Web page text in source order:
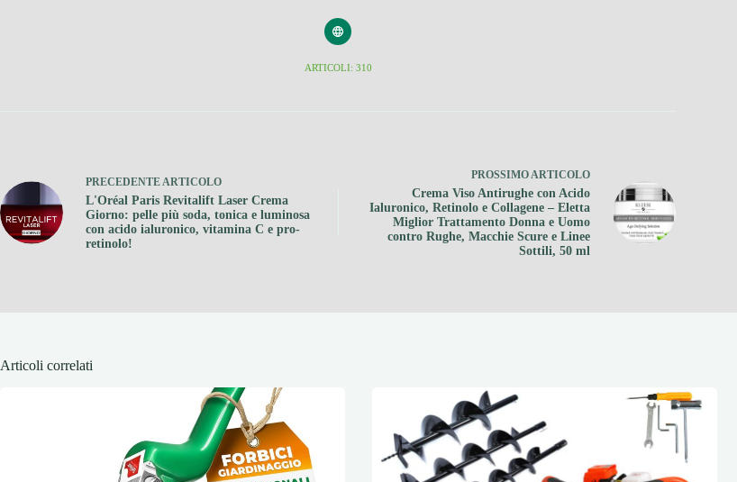
ARTICOLI: 310
PRECEDENTEARTICOLO
L'Oréal Paris Revitalift Laser Crema
Giorno: pelle più soda, tonica e luminosa
con acido ialuronico, vitamina C e pro-
retinolo!
PROSSIMOARTICOLO
Crema Viso Antirughe con Acido
Ialuronico, Retinolo e Collagene – Eletta
Miglior Trattamento Donna e Uomo
contro Rughe, Macchie Scure e Linee
Sottili, 50 ml
Articoli correlati